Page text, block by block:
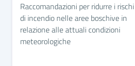
Raccomandazioni per ridurre i rischi
di incendio nelle aree boschive in
relazione alle attuali condizioni
meteorologiche